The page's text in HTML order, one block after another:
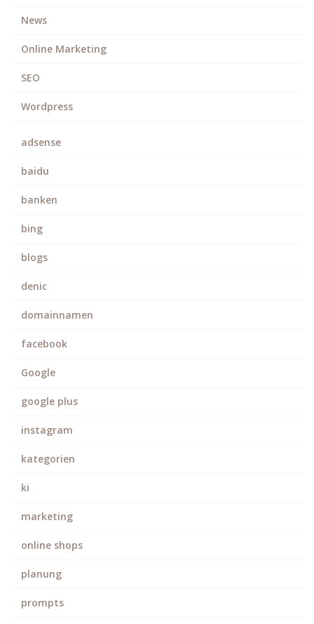
News
Online Marketing
SEO
Wordpress
adsense
baidu
banken
bing
blogs
denic
domainnamen
facebook
Google
google plus
instagram
kategorien
ki
marketing
online shops
planung
prompts